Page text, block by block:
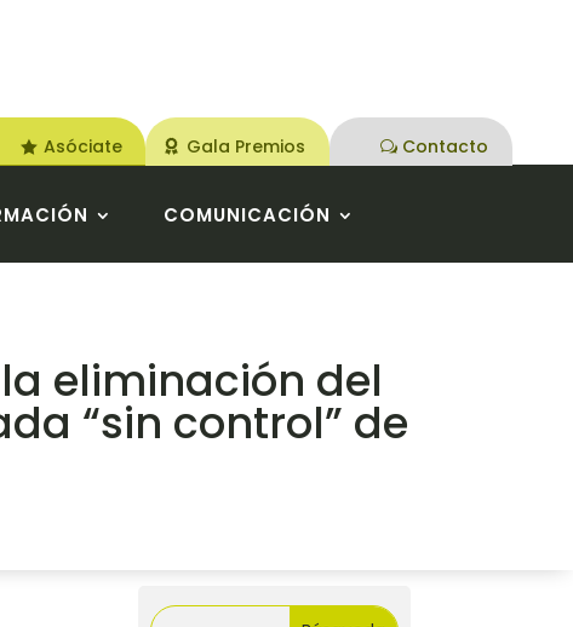
Asóciate Gala Premios Contacto
COMUNICACIÓN
eliminación del
“sin control” de